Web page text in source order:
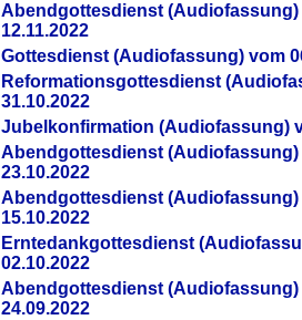
Abendgottesdienst (Audiofassung)
12.11.2022
Gottesdienst (Audiofassung) vom
Reformationsgottesdienst
31.10.2022
Jubelkonfirmation (Audiofassung)
Abendgottesdienst (Audiofassung)
23.10.2022
Abendgottesdienst (Audiofassung)
15.10.2022
Erntedankgottesdienst
02.10.2022
Abendgottesdienst (Audiofassung)
24.09.2022